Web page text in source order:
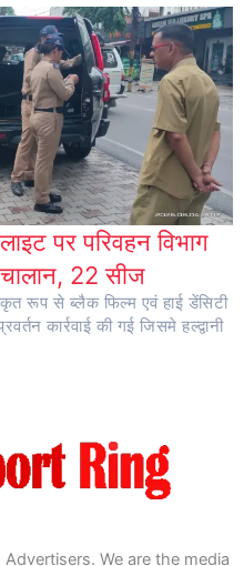
पर परिवहन विभाग
चालान, 22 सीज
रूप से ब्लैक फिल्म एवं हाई डेंसिटी
कार्रवाई की गई जिसमे हल्द्वानी
We are the media